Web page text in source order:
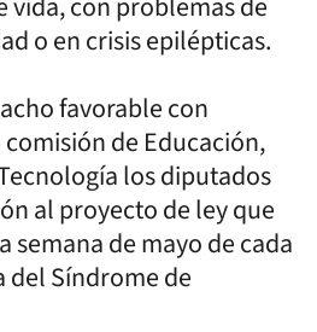
o en crisis epilépticas.
favorable con
de Educación,
los diputados
al proyecto de ley que
semana de mayo de cada
del Síndrome de